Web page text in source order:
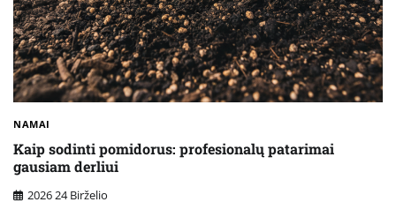
NAMAI
Kaip sodinti pomidorus: profesionalų patarimai
gausiam derliui
2026 24 Birželio